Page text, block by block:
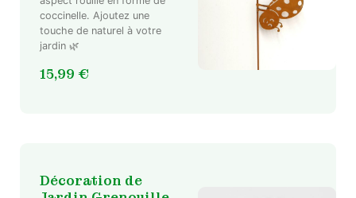
coccinelle. Ajoutez une
touche de naturel à votre
jardin 🌿
15,99 €
Décoration de